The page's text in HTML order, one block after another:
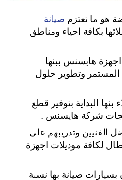
هو ما تعتزم صيانة
بكافة احياء ومناطق
هايسنس ببنها
المستمر وتطوير حلول
بنها البداية بتوفير قطع
شركة هايسنس .
الفنيين وتدريبهم على
لكافة موديلات اجهزة
صيانة بها نسبة